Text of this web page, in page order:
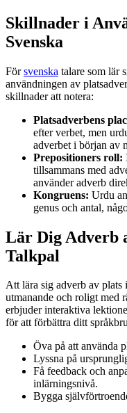
Skillnader i
Svenska
Försvenska talare som lär
användningen av
skillnader att notera:
Platsadverbens
efter verbet, men
adverbet i början av
Prepositioners roll:
tillsammans med
använder adverb
Kongruens: Urdu
genus och antal,
Lär Dig Adverb
Talkpal
Att lära sig adverb av plats i
utmanande och roligt med
erbjuder interaktiva
för att förbättra ditt
Öva på att använda
Lyssna på
Få feedback och
inlärningsnivå.
Bygga